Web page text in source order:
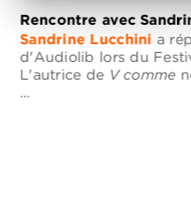
Rencontre avec
Sandrine Lucchini a
d'Audiolib lors du
L'autrice deV comme
…